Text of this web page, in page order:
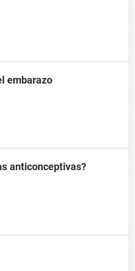
embarazo
anticonceptivas?